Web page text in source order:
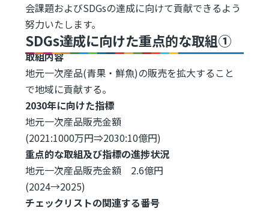
会課題およびSDGsの達成に向けて貢献できるよう
努力いたします。
SDGs達成に向けた重点的な取組①
取組内容
地元一次産品(青果・鮮魚)の販売を拡大すること
で地域に貢献する。
2030年に向けた指標
地元一次産品販売金額
(2021:1000万円⇒2030:10億円)
重点的な取組及び指標の進捗状況
地元一次産品販売金額 2.6億円
(2024→2025)
チェックリストの関連する番号